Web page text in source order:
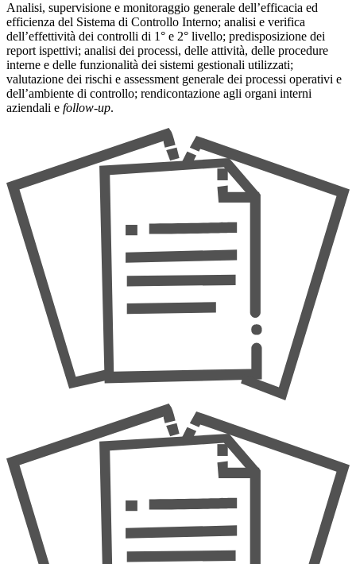
Analisi, supervisione e monitoraggio generale dell’efficacia ed
efficienza del Sistema di Controllo Interno; analisi e verifica
dell’effettività dei controlli di 1° e 2° livello; predisposizione dei
report ispettivi; analisi dei processi, delle attività, delle procedure
interne e delle funzionalità dei sistemi gestionali utilizzati;
valutazione dei rischi e assessment generale dei processi operativi e
dell’ambiente di controllo; rendicontazione agli organi interni
aziendali e follow-up.